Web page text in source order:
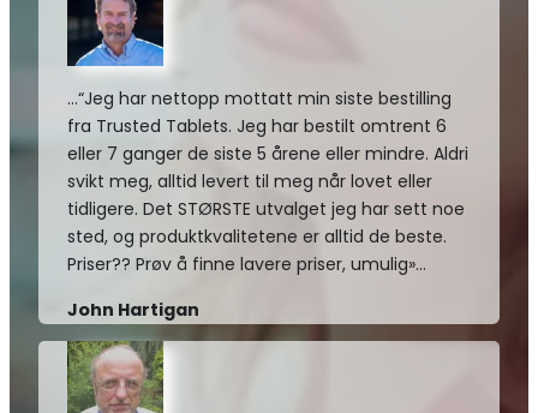
…“Jeg har nettopp mottatt min siste bestilling
fra Trusted Tablets. Jeg har bestilt omtrent 6
eller 7 ganger de siste 5 årene eller mindre. Aldri
svikt meg, alltid levert til meg når lovet eller
tidligere. Det STØRSTE utvalget jeg har sett noe
sted, og produktkvalitetene er alltid de beste.
Priser?? Prøv å finne lavere priser, umulig»…
John Hartigan